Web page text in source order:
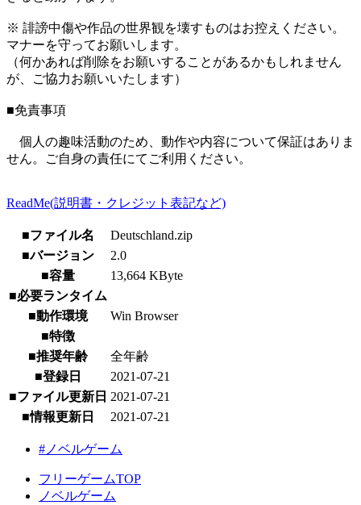
※ 誹謗中傷や作品の世界観を壊すものはお控えください。
マナーを守ってお願いします。
（何かあれば削除をお願いすることがあるかもしれません
が、ご協力お願いいたします）
■免責事項
個人の趣味活動のため、動作や内容について保証はありま
せん。ご自身の責任にてご利用ください。
ReadMe(説明書・クレジット表記など)
■ファイル名
Deutschland.zip
■バージョン
2.0
■容量
13,664 KByte
■必要ランタイム
■動作環境
Win Browser
■特徴
■推奨年齢
全年齢
■登録日
2021-07-21
■ファイル更新日 2021-07-21
■情報更新日
2021-07-21
#ノベルゲーム
フリーゲームTOP
ノベルゲーム